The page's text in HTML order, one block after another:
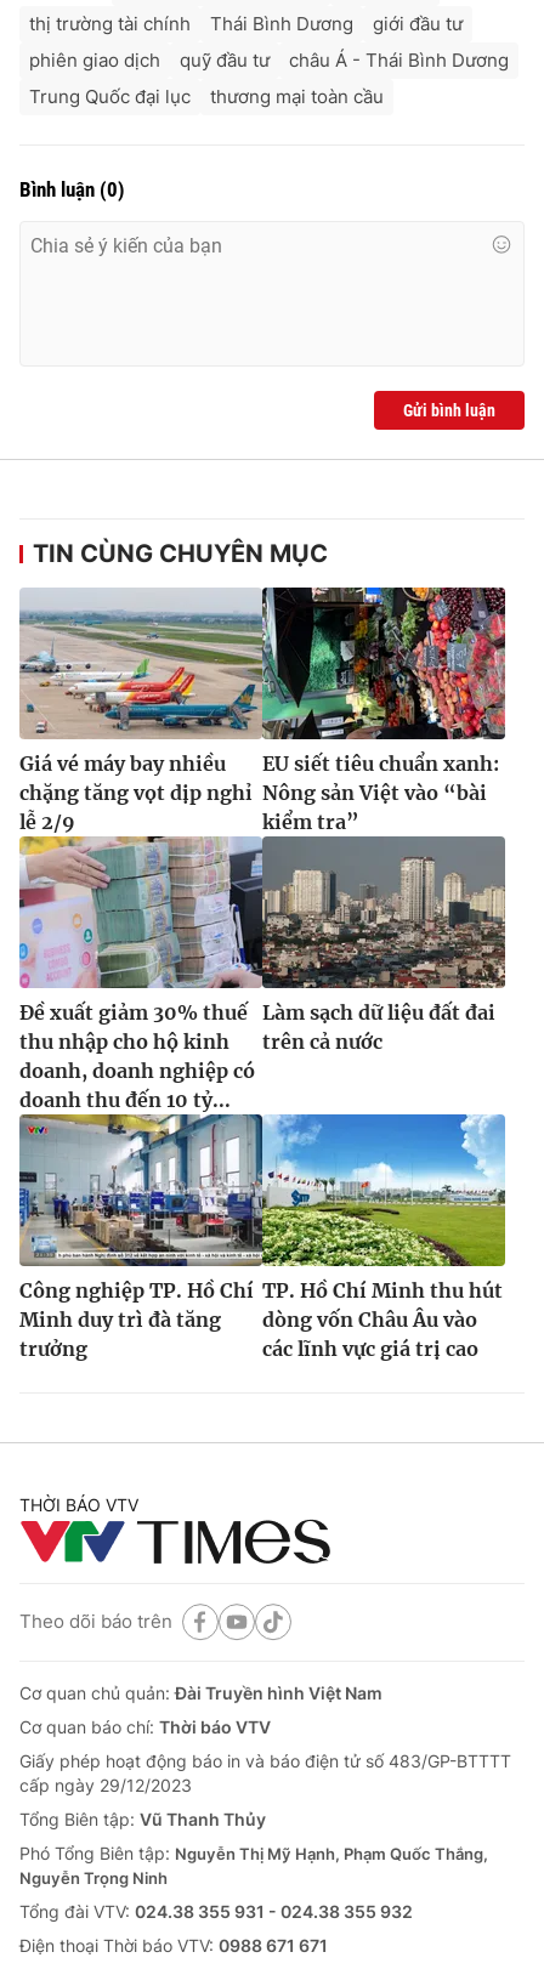
thị trường tài chính
Thái Bình Dương
giới đầu tư
phiên giao dịch
quỹ đầu tư
châu Á - Thái Bình Dương
Trung Quốc đại lục
thương mại toàn cầu
Bình luận (0)
Gửi bình luận
TIN CÙNG CHUYÊN MỤC
Giá vé máy bay nhiều
chặng tăng vọt dịp nghỉ
lễ 2/9
EU siết tiêu chuẩn xanh:
Nông sản Việt vào “bài
kiểm tra”
Đề xuất giảm 30% thuế
thu nhập cho hộ kinh
doanh, doanh nghiệp có
doanh thu đến 10 tỷ...
Làm sạch dữ liệu đất đai
trên cả nước
Công nghiệp TP. Hồ Chí
Minh duy trì đà tăng
trưởng
TP. Hồ Chí Minh thu hút
dòng vốn Châu Âu vào
các lĩnh vực giá trị cao
THỜI BÁO VTV
Theo dõi báo trên
Cơ quan chủ quản:Đài Truyền hình Việt Nam
Cơ quan báo chí: Thời báo VTV
Giấy phép hoạt động báo in và báo điện tử số 483/GP-BTTTT
cấp ngày 29/12/2023
Tổng Biên tập: Vũ Thanh Thủy
Phó Tổng Biên tập: Nguyễn Thị Mỹ Hạnh, Phạm Quốc Thắng,
Nguyễn Trọng Ninh
Tổng đài VTV: 024.38 355 931 - 024.38 355 932
Ðiện thoại Thời báo VTV: 0988 671 671